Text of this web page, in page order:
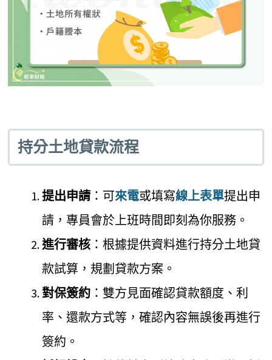
持分土地貸款流程
提出申請 ：可來電或填寫線上表單提出申
請，專員會於上班時間即刻為你服務。
進行審核 ：根據提供資料進行持分土地貸
款試算，規劃貸款方案。
對保簽約 ：雙方見面確認貸款額度、利
率、還款方式等，確認內容無誤後再進行
簽約。